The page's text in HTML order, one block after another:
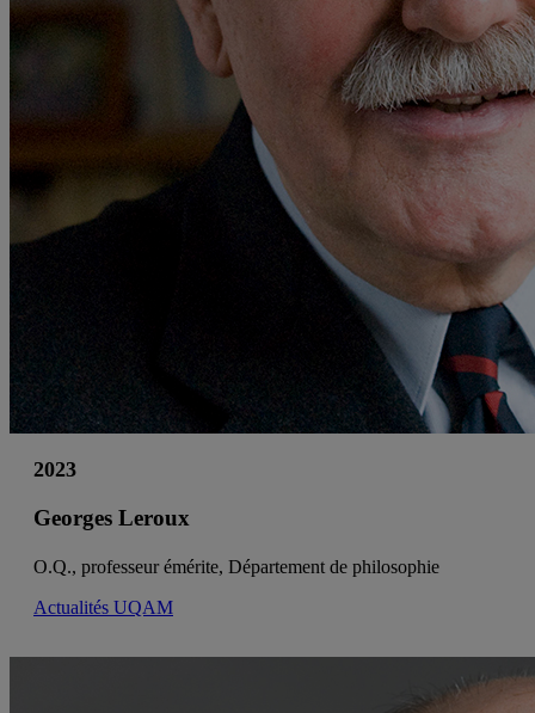
2023
Georges Leroux
O.Q., professeur émérite, Département de philosophie
Actualités UQAM